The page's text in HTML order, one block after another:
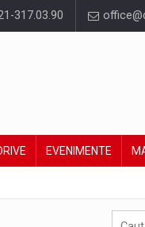
317.03.90
EVENIMENTE